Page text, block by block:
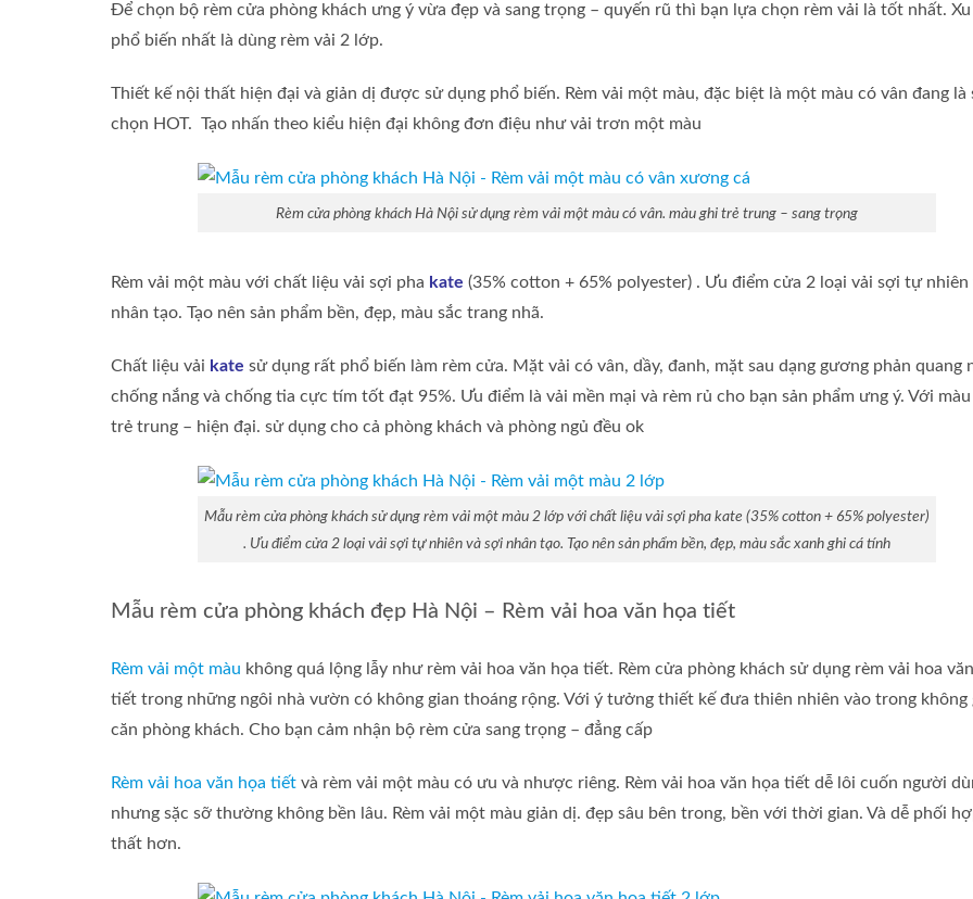
Để chọn bộ rèm cửa phòng khách ưng ý vừa đẹp và sang trọng – quyến rũ thì bạn lựa chọn rèm vải là tốt nhất.
phổ biến nhất là dùng rèm vải 2 lớp.
Thiết kế nội thất hiện đại và giản dị được sử dụng phổ biến. Rèm vải một màu, đặc biệt là một màu có vân đang là
chọn HOT. Tạo nhấn theo kiểu hiện đại không đơn điệu như vải trơn một màu
Rèm cửa phòng khách Hà Nội sử dụng rèm vải một màu có vân. màu ghi trẻ trung – sang trọng
Rèm vải một màu với chất liệu vải sợi pha kate (35% cotton + 65% polyester) . Ưu điểm cửa 2 loại vải sợi tự nhiên
nhân tạo. Tạo nên sản phẩm bền, đẹp, màu sắc trang nhã.
Chất liệu vải kate sử dụng rất phổ biến làm rèm cửa. Mặt vải có vân, dầy, đanh, mặt sau dạng gương phản quang
chống nắng và chống tia cực tím tốt đạt 95%. Ưu điểm là vải mền mại và rèm rủ cho bạn sản phẩm ưng ý. Với màu
trẻ trung – hiện đại. sử dụng cho cả phòng khách và phòng ngủ đều ok
Mẫu rèm cửa phòng khách sử dụng rèm vải một màu 2 lớp với chất liệu vải sợi pha kate (35% cotton + 65% polyester)
. Ưu điểm cửa 2 loại vải sợi tự nhiên và sợi nhân tạo. Tạo nên sản phẩm bền, đẹp, màu sắc xanh ghi cá tính
Mẫu rèm cửa phòng khách đẹp Hà Nội – Rèm vải hoa văn họa tiết
Rèm vải một màu không quá lộng lẫy như rèm vải hoa văn họa tiết. Rèm cửa phòng khách sử dụng rèm vải hoa
tiết trong những ngôi nhà vườn có không gian thoáng rộng. Với ý tưởng thiết kế đưa thiên nhiên vào trong không
căn phòng khách. Cho bạn cảm nhận bộ rèm cửa sang trọng – đẳng cấp
Rèm vải hoa văn họa tiết và rèm vải một màu có ưu và nhược riêng. Rèm vải hoa văn họa tiết dễ lôi cuốn người
nhưng sặc sỡ thường không bền lâu. Rèm vải một màu giản dị. đẹp sâu bên trong, bền với thời gian. Và dễ phối
thất hơn.